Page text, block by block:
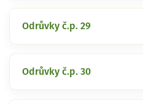
Odrůvky č.p. 29
Odrůvky č.p. 30